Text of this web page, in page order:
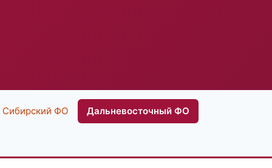
Сибирский ФО Дальневосточный ФО